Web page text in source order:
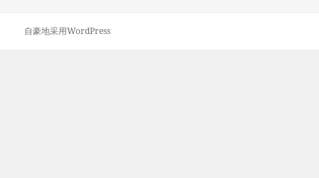
自豪地采用WordPress